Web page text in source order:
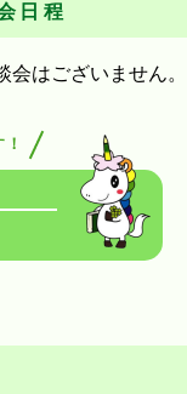
日程
はございません。